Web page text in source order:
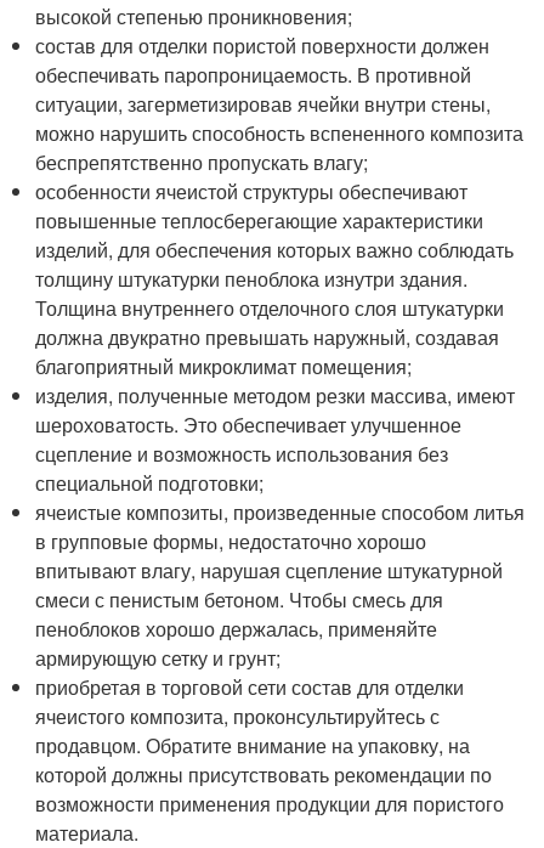
высокой степенью проникновения;
состав для отделки пористой поверхности должен
обеспечивать паропроницаемость. В противной
ситуации, загерметизировав ячейки внутри стены,
можно нарушить способность вспененного композита
беспрепятственно пропускать влагу;
особенности ячеистой структуры обеспечивают
повышенные теплосберегающие характеристики
изделий, для обеспечения которых важно соблюдать
толщину штукатурки пеноблока изнутри здания.
Толщина внутреннего отделочного слоя штукатурки
должна двукратно превышать наружный, создавая
благоприятный микроклимат помещения;
изделия, полученные методом резки массива, имеют
шероховатость. Это обеспечивает улучшенное
сцепление и возможность использования без
специальной подготовки;
ячеистые композиты, произведенные способом литья
в групповые формы, недостаточно хорошо
впитывают влагу, нарушая сцепление штукатурной
смеси с пенистым бетоном. Чтобы смесь для
пеноблоков хорошо держалась, применяйте
армирующую сетку и грунт;
приобретая в торговой сети состав для отделки
ячеистого композита, проконсультируйтесь с
продавцом. Обратите внимание на упаковку, на
которой должны присутствовать рекомендации по
возможности применения продукции для пористого
материала.